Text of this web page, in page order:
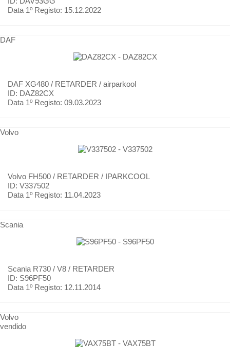
Data 1º Registo: 15.12.2022
DAF
DAF XG480 / RETARDER / airparkool
ID: DAZ82CX
Data 1º Registo: 09.03.2023
Volvo
Volvo FH500 / RETARDER / IPARKCOOL
ID: V337502
Data 1º Registo: 11.04.2023
Scania
Scania R730 / V8 / RETARDER
ID: S96PF50
Data 1º Registo: 12.11.2014
Volvo
vendido